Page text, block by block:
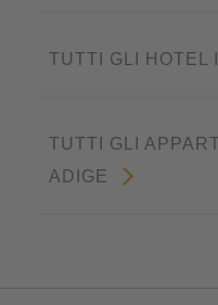
TUTTI GLI HOTEL
TUTTI GLI
ADIGE